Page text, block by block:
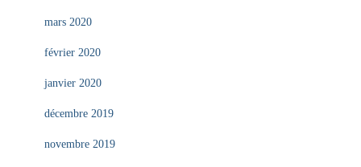
mars 2020
février 2020
janvier 2020
décembre 2019
novembre 2019